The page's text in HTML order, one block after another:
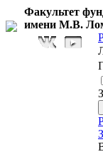
Факультет
имени М.В.